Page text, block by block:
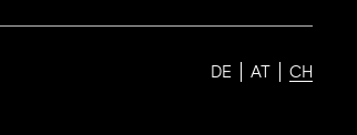
DE AT CH